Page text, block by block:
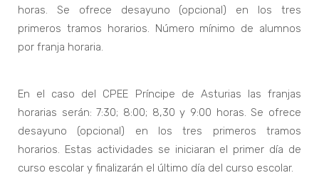
horas. Se ofrece desayuno (opcional) en los tres
primeros tramos horarios. Número mínimo de alumnos
por franja horaria.
En el caso del CPEE Príncipe de Asturias las franjas
horarias serán: 7:30; 8:00; 8,30 y 9:00 horas. Se ofrece
desayuno (opcional) en los tres primeros tramos
horarios. Estas actividades se iniciaran el primer día de
curso escolar y finalizarán el último día del curso escolar.